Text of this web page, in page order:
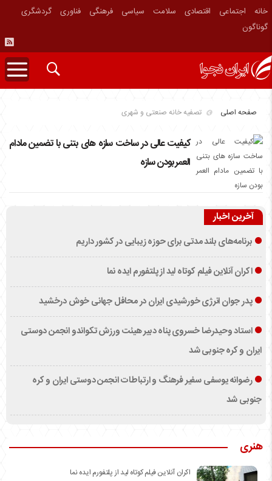
خانه اجتماعی اقتصادی سلامت سیاسی فرهنگی فناوری
گردشگری
گوناگون
صفحه اصلی تصفیه خانه صنعتی و شهری
کیفیت عالی در ساخت سازه های بتنی با تضمین مادام
العمر بودن سازه
آخرین اخبار
برنامه‌های بلند مدتی برای حوزه زیبایی در کشور داریم
اکران آنلاین فیلم کوتاه لید از پلتفورم ایده نما
پدر جوان انرژی خورشیدی ایران در محافل جهانی خوش درخشید
استاد وحیدرضا خسروی پناه دبیر هیئت ورزش تکواندو انجمن دوستی
ایران و کره جنوبی شد
رضوانه یوسفی سفیر فرهنگ و ارتباطات انجمن دوستی ایران و کره
جنوبی شد
هنری
اکران آنلاین فیلم کوتاه لید از پلتفورم ایده نما